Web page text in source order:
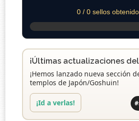
0 / 0 sellos
¡Últimas actualizaciones
¡Hemos lanzado nueva sección
templos de Japón/Goshuin!
¡Id a verlas!